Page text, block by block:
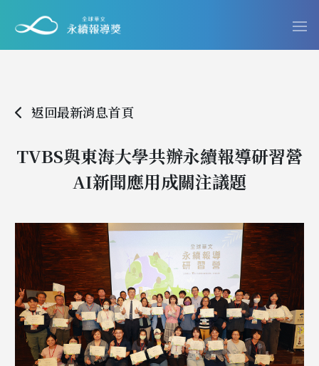
返回最新消息首頁
TVBS與東海大學共辦永續報導研習營
AI新聞應用成關注議題